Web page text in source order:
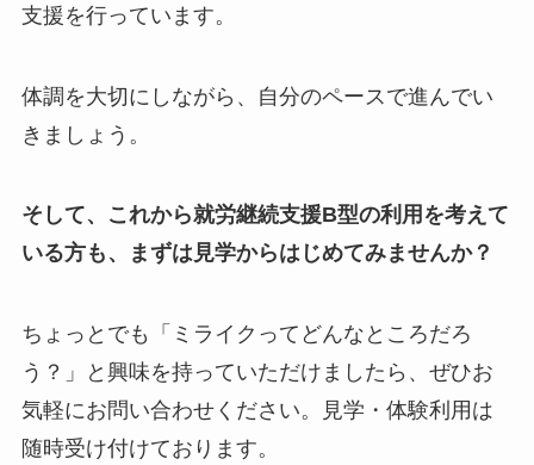
支援を行っています。
体調を大切にしながら、自分のペースで進んでい
きましょう。
そして、これから就労継続支援B型の利用を考えて
いる方も、まずは見学からはじめてみませんか？
ちょっとでも「ミライクってどんなところだろ
う？」と興味を持っていただけましたら、ぜひお
気軽にお問い合わせください。見学・体験利用は
随時受け付けております。